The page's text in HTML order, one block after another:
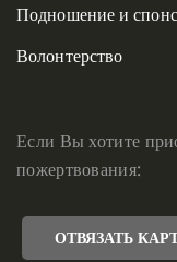
Подношение и
Волонтерство
Если Вы хотите
пожертвования:
ОТВЯЗАТЬ